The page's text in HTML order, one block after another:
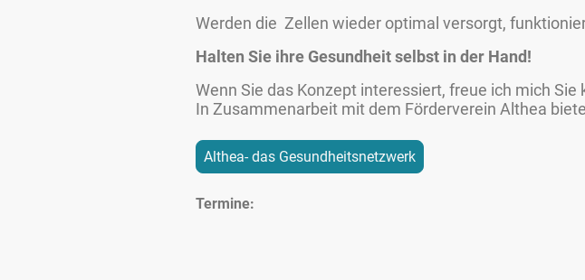
Werden die Zellen wieder optimal versorgt,
Halten Sie ihre Gesundheit selbst in der Hand!
Wenn Sie das Konzept interessiert, freue ich mich Sie
In Zusammenarbeit mit dem Förderverein Althea
Althea- das Gesundheitsnetzwerk
Termine: